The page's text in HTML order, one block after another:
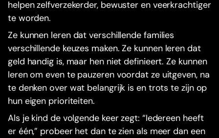
helpen zelfverzekerder, bewuster en veerkrachtiger
te worden.
Ze kunnen leren dat verschillende families
verschillende keuzes maken. Ze kunnen leren dat
geld handig is, maar hen niet definieert. Ze kunnen
leren om even te pauzeren voordat ze uitgeven, na
te denken over wat belangrijk is en trots te zijn op
hun eigen prioriteiten.
Als je kind de volgende keer zegt: “Iedereen heeft
er één,” probeer het dan te zien als meer dan een